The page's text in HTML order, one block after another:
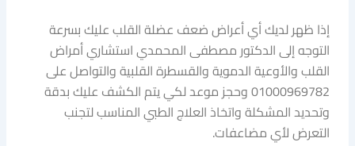
إذا ظهر لديك أي أعراض ضعف عضلة القلب عليك بسرعة
التوجه إلى الدكتور مصطفى المحمدي استشاري أمراض
القلب والأوعية الدموية والقسطرة القلبية والتواصل على
01000969782 وحجز موعد لكي يتم الكشف عليك بدقة
وتحديد المشكلة واتخاذ العلاج الطبي المناسب لتجنب
التعرض لأي مضاعفات.